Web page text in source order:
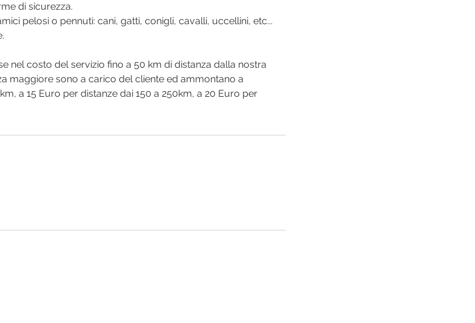
di sicurezza.
pelosi o pennuti: cani, gatti, conigli, cavalli, uccellini, etc...
nel costo del servizio fino a 50 km di distanza dalla nostra
maggiore sono a carico del cliente ed ammontano a
a 15 Euro per distanze dai 150 a 250km, a 20 Euro per